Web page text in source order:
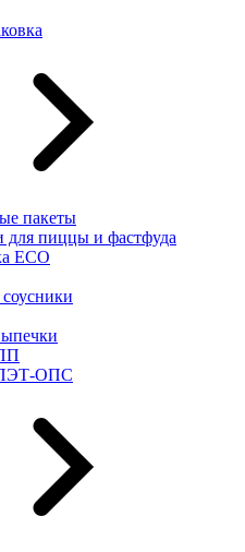
пакеты
для пиццы и фастфуда
ECO
ОПС